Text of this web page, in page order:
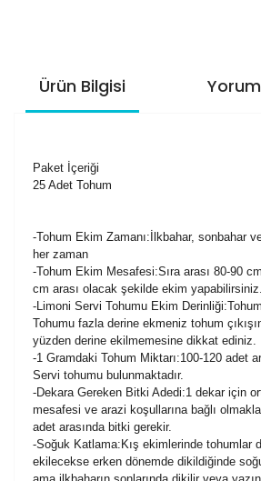
Ürün Bilgisi
Paket İçeriği
25 Adet Tohum
-Tohum Ekim Zamanı:İlkbahar, sonbahar
her zaman
-Tohum Ekim Mesafesi:Sıra arası 80-90
cm arası olacak şekilde ekim yapabilirsiniz.
-Limoni Servi Tohumu Ekim
Tohumu fazla derine ekmeniz tohum
yüzden derine ekilmemesine dikkat ediniz.
-1 Gramdaki Tohum Miktarı:100-120 adet
Servi tohumu bulunmaktadır.
-Dekara Gereken Bitki Adedi:1 dekar için
mesafesi ve arazi koşullarına bağlı
adet arasında bitki gerekir.
-Soğuk Katlama:Kış ekimlerinde tohumlar
ekilecekse erken dönemde dikildiğinde